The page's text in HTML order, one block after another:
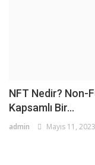
NFT Nedir? Non-
Kapsamlı Bir...
admin Mayıs 11, 2023